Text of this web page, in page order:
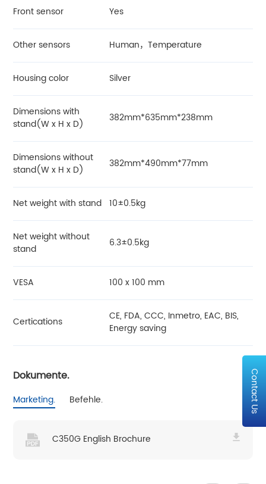
Front sensor Yes
Other sensors Human，Temperature
Housing color Silver
Dimensions with
stand(W x H x D)
382mm*635mm*238mm
Dimensions without
stand(W x H x D)
382mm*490mm*77mm
Net weight with stand 10±0.5kg
Net weight without
stand
6.3±0.5kg
VESA 100 x 100 mm
Certications
CE, FDA, CCC, Inmetro, EAC, BIS,
Energy saving
Dokumente.
Marketing. Befehle.
C350G English Brochure
Contact Us